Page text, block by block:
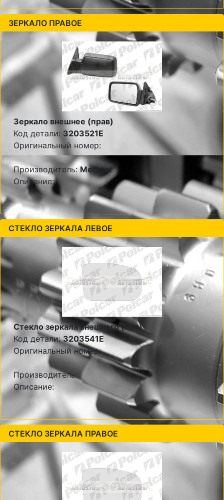
ЗЕРКАЛО ПРАВОЕ
Зеркало внешнее (прав)
Код детали: 3203521E
Оригинальный номер:
Производитель:Metagal
Описание:
СТЕКЛО ЗЕРКАЛА ЛЕВОЕ
Стекло зеркала внешнего (лев)
Код детали:3203541E
Оригинальный номер:
Производитель:
Описание:
СТЕКЛО ЗЕРКАЛА ПРАВОЕ